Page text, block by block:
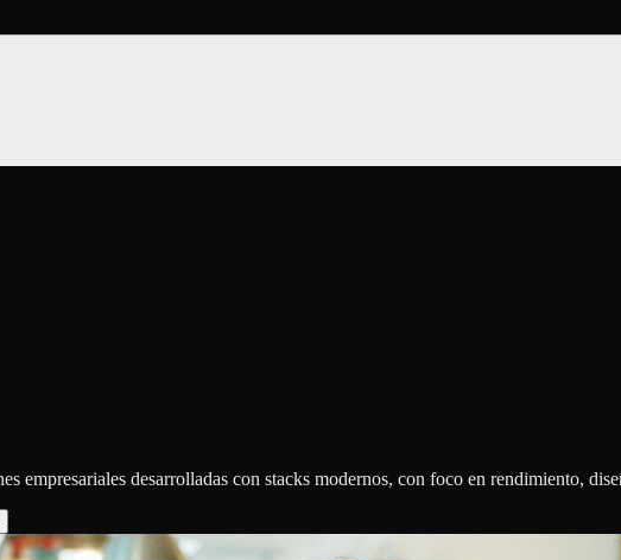
empresariales desarrolladas con stacks modernos, con foco en rendimiento,